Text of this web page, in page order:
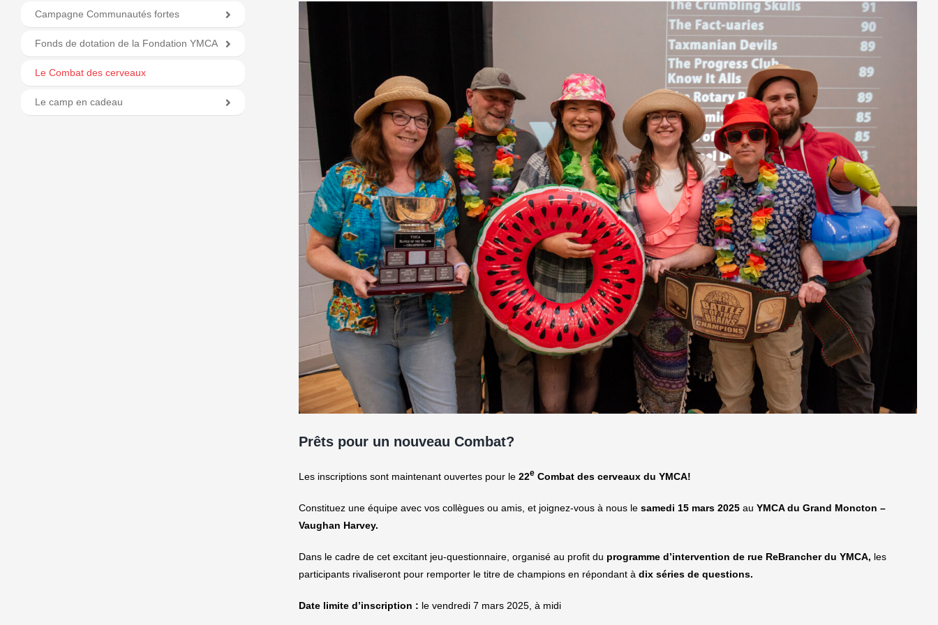
Prêts pour un nouveau Combat?
Les inscriptions sont maintenant ouvertes pour le22e Combat des cerveaux du YMCA!
Constituez une équipe avec vos collègues ou amis, et joignez-vous à nous lesamedi 15 mars 2025 auYMCA du Grand Moncton –
Vaughan Harvey.
Dans le cadre de cet excitant jeu-questionnaire, organisé au profit du programme d’intervention de rue ReBrancher du YMCA, les
participants rivaliseront pour remporter le titre de champions en répondant àdix séries de questions.
Date limite d’inscription : le vendredi 7 mars 2025, à midi
Campagne Communautés fortes
Fonds de dotation de la Fondation YMCA
Le Combat des cerveaux
Le camp en cadeau